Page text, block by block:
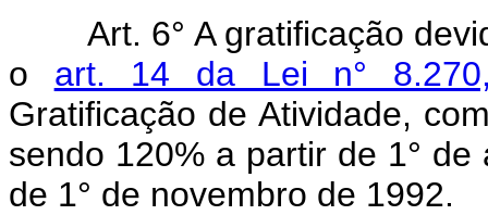
Art. 6° A gratificação
o art. 14 da Lei n°
Gratificação de Atividade,
sendo 120% a partir de 1°
de 1° de novembro de 1992.